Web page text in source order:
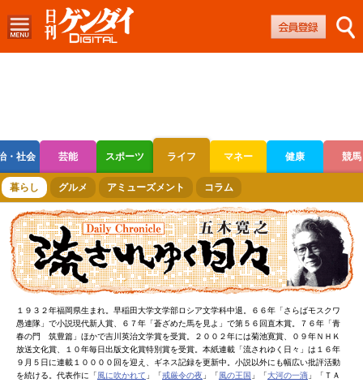
・社会 芸能 スポーツ ライフ マネー 健康 競馬
ボートレース 競輪 オートレース
暮らし グルメ アミューズメント コラム
１９３２年福岡県生まれ。早稲田大学文学部ロシア文学科中退。６６年「さらばモスクワ
愚連隊」で小説現代新人賞、６７年「蒼ざめた馬を見よ」で第５６回直木賞。７６年「青
春の門 筑豊篇」ほかで吉川英治文学賞を受賞。２００２年には菊池寛賞、０９年ＮＨＫ
放送文化賞、１０年毎日出版文化賞特別賞を受賞。本紙連載「流されゆく日々」は１６年
９月５日に連載１００００回を迎え、ギネス記録を更新中。小説以外にも幅広い批評活動
を続ける。代表作に「風に吹かれて 」「戒厳令の夜 」「風の王国 」「大河の一滴 」「ＴＡ